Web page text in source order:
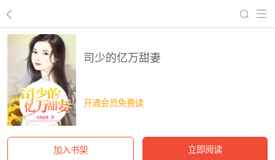
司少的亿万甜妻
开通会员免费读
加入书架 立即阅读